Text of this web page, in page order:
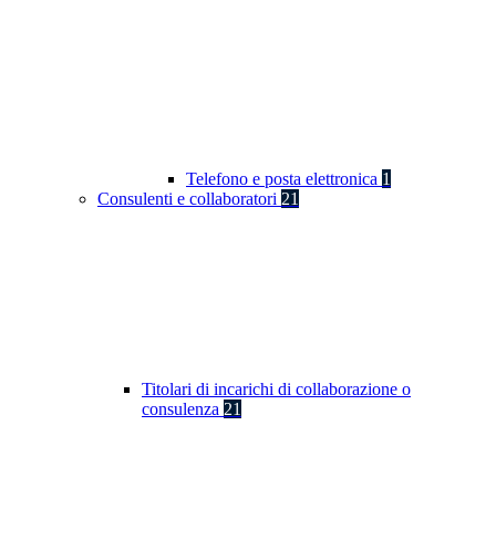
Telefono e posta elettronica 1
Consulenti e collaboratori 21
Titolari di incarichi di collaborazione o
consulenza 21